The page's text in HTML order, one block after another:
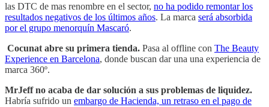
las DTC de mas renombre en el sector, no ha podido remontar los
resultados negativos de los últimos años. La marca será absorbida
por el grupo menorquín Mascaró.
Cocunat abre su primera tienda. Pasa al offline con The Beauty
Experience en Barcelona, donde buscan dar una una experiencia de
marca 360º.
MrJeff no acaba de dar solución a sus problemas de liquidez.
Habría sufrido un embargo de Hacienda, un retraso en el pago de